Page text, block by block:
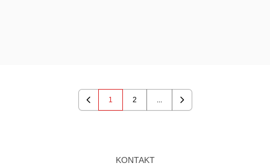
Previous
1 2 ...
Next
KONTAKT